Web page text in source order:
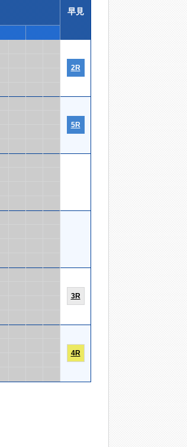
早見
2R
5R
3R
4R